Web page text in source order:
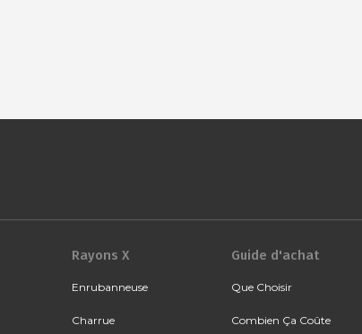
Rayons X
Enrubanneuse
Charrue
Guide d'achat
Que Choisir
Combien Ça Coûte